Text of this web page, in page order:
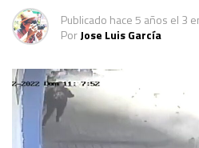
Publicado hace 5 años el 3
PorJose Luis García